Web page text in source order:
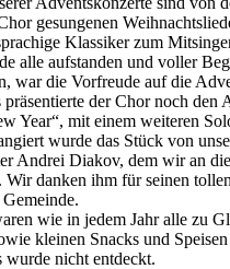
gesungenen
Klassiker zum
alle aufstanden und voller
war die Vorfreude auf die
der Chor noch den
Year“, mit einem weiteren
wurde das Stück von
Andrei Diakov, dem wir an
Wir danken ihm für seinen
wie in jedem Jahr alle zu
kleinen Snacks und
wurde nicht entdeckt.